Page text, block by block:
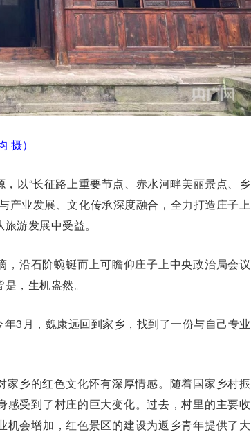
摄）
以“长征路上重要节点、赤水河畔美丽景点、乡
产业发展、文化传承深度融合，全力打造庄子上
游发展中受益。
沿石阶蜿蜒而上可瞻仰庄子上中央政治局会议
，生机盎然。
3月，魏康远回到家乡，找到了一份与自己专业
乡的红色文化怀有深厚情感。随着国家乡村振
受到了村庄的巨大变化。过去，村里的主要收
机会增加，红色景区的建设为返乡青年提供了大